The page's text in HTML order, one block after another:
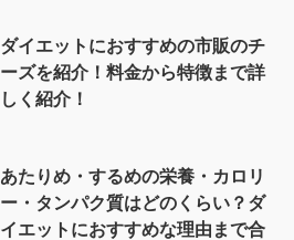
ダイエットにおすすめの市販のチ
ーズを紹介！料金から特徴まで詳
しく紹介！
あたりめ・するめの栄養・カロリ
ー・タンパク質はどのくらい？ダ
イエットにおすすめな理由まで合